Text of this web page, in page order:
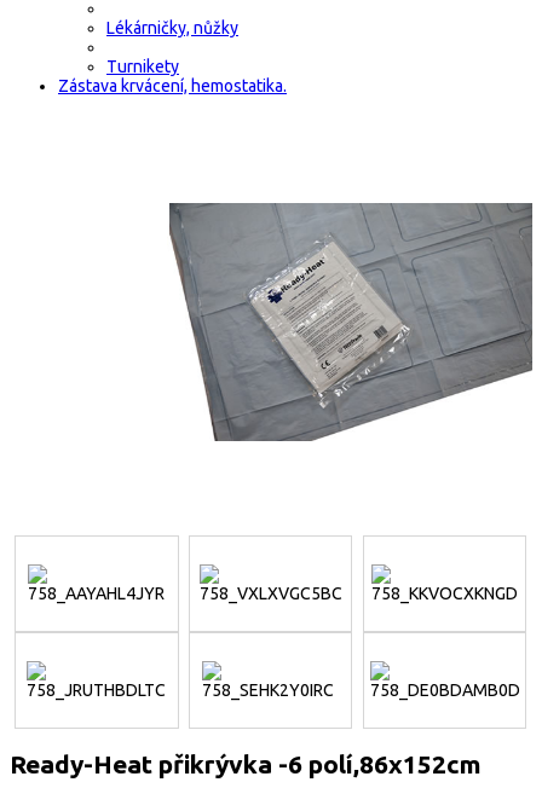
Lékárničky, nůžky
Turnikety
Zástava krvácení, hemostatika.
Ready-Heat přikrývka -6 polí,86x152cm